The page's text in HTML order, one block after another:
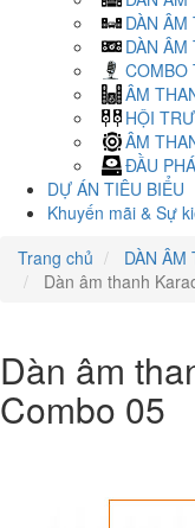
DÀN ÂM
DÀN ÂM
COMBO
ÂM
HỘI
ÂM
ĐẦU
DỰ ÁN TIÊU BIỂU
Khuyến mãi & Sự
Trang chủ
DÀN ÂM
Dàn âm thanh
Dàn âm
Combo 05